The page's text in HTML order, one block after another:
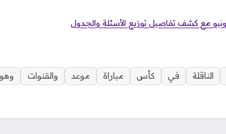
الناقلة في كأس مباراة موعد والقنوات